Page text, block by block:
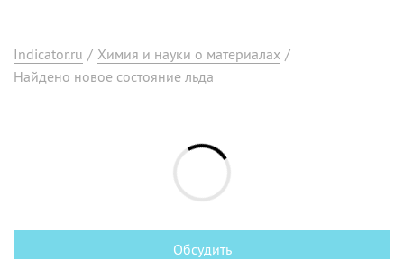
Indicator.ru / Химия и науки о материалах /
Найдено новое состояние льда
Обсудить